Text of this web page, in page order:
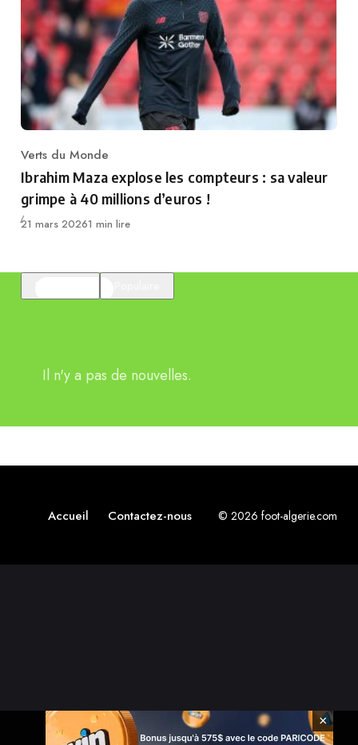
Category
Verts du Monde
Ibrahim Maza explose les compteurs : sa valeur
grimpe à 40 millions d’euros !
Publié
21 mars 20261 min lire
Il n'y a pas de nouvelles.
Accueil Contactez-nous © 2026 foot-algerie.com
×